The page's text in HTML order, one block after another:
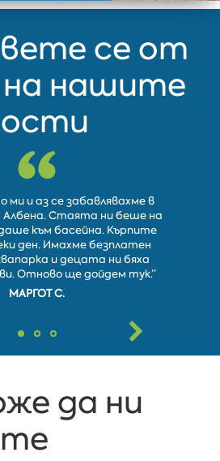
се от
нашите
и аз се забавлявахме в
Албена. Стаята ни беше на
към басейна. Кърпите
ден. Имахме безплатен
и децата ни бяха
Отново ще дойдем тук.”
МАРГОТ С.
да ни